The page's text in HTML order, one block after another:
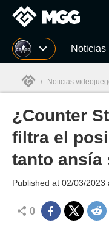
MGG Noticias
MGG
/ Noticias
¿Counter
filtra el
tanto ansía
Published at 02/03/2023
0